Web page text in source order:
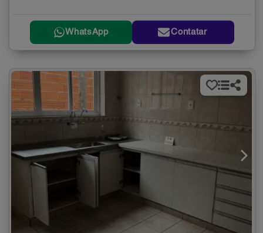
WhatsApp Contatar